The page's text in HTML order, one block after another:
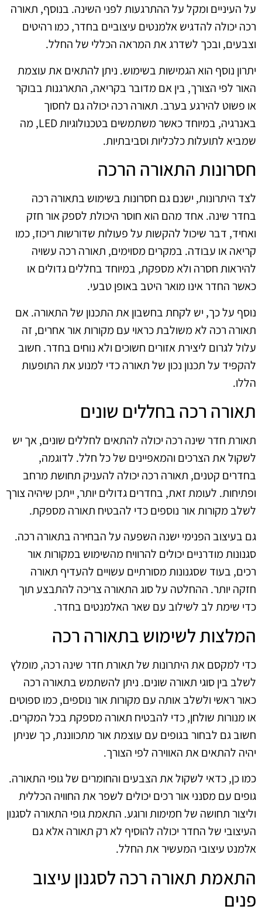
על העיניים ומקל על ההתרגעות לפני השינה. בנוסף, תאורה
רכה יכולה להדגיש אלמנטים עיצוביים בחדר, כמו רהיטים
וצבעים, ובכך לשדרג את המראה הכללי של החלל.
יתרון נוסף הוא הגמישות בשימוש. ניתן להתאים את עוצמת
האור לפי הצורך, בין אם מדובר בקריאה, התארגנות בבוקר
או פשוט להירגע בערב. תאורה רכה יכולה גם לחסוך
באנרגיה, במיוחד כאשר משתמשים בטכנולוגיות LED, מה
שמביא לתועלות כלכליות וסביבתיות.
חסרונות התאורה הרכה
לצד היתרונות, ישנם גם חסרונות בשימוש בתאורה רכה
בחדר שינה. אחד מהם הוא חוסר היכולת לספק אור חזק
ואחיד, דבר שיכול להקשות על פעולות שדורשות ריכוז, כמו
קריאה או עבודה. במקרים מסוימים, תאורה רכה עשויה
להיראות חסרה ולא מספקת, במיוחד בחללים גדולים או
כאשר החדר אינו מואר היטב באופן טבעי.
נוסף על כך, יש לקחת בחשבון את התכנון של התאורה. אם
תאורה רכה לא משולבת כראוי עם מקורות אור אחרים, זה
עלול לגרום ליצירת אזורים חשוכים ולא נוחים בחדר. חשוב
להקפיד על תכנון נכון של תאורה כדי למנוע את התופעות
הללו.
תאורה רכה בחללים שונים
תאורת חדר שינה רכה יכולה להתאים לחללים שונים, אך יש
לשקול את הצרכים והמאפיינים של כל חלל. לדוגמה,
בחדרים קטנים, תאורה רכה יכולה להעניק תחושת מרחב
ופתיחות. לעומת זאת, בחדרים גדולים יותר, ייתכן שיהיה צורך
לשלב מקורות אור נוספים כדי להבטיח תאורה מספקת.
גם בעיצוב הפנימי ישנה השפעה על הבחירה בתאורה רכה.
סגנונות מודרניים יכולים להרוויח מהשימוש במקורות אור
רכים, בעוד שסגנונות מסורתיים עשויים להעדיף תאורה
חזקה יותר. ההחלטה על סוג התאורה צריכה להתבצע תוך
כדי שימת לב לשילוב עם שאר האלמנטים בחדר.
המלצות לשימוש בתאורה רכה
כדי למקסם את היתרונות של תאורת חדר שינה רכה, מומלץ
לשלב בין סוגי תאורה שונים. ניתן להשתמש בתאורה רכה
כאור ראשי ולשלב אותה עם מקורות אור נוספים, כמו ספוטים
או מנורות שולחן, כדי להבטיח תאורה מספקת בכל המקרים.
חשוב גם לבחור בגופים עם עוצמת אור מתכווננת, כך שניתן
יהיה להתאים את האווירה לפי הצורך.
כמו כן, כדאי לשקול את הצבעים והחומרים של גופי התאורה.
גופים עם מסנני אור רכים יכולים לשפר את החוויה הכללית
וליצור תחושה של חמימות ורוגע. התאמת גופי התאורה לסגנון
העיצובי של החדר יכולה להוסיף לא רק תאורה אלא גם
אלמנט עיצובי המעשיר את החלל.
התאמת תאורה רכה לסגנון עיצוב
פנים